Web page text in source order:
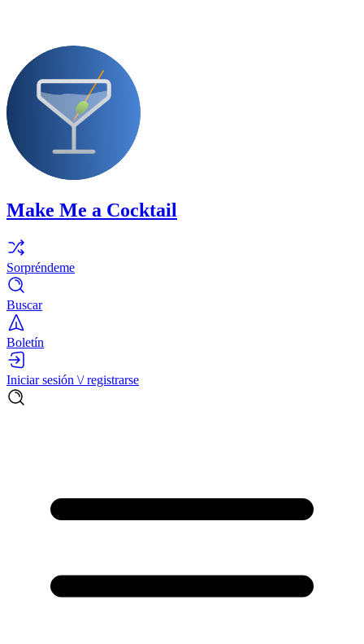
Make Me a Cocktail
Sorpréndeme
Buscar
Boletín
Iniciar sesión \/ registrarse